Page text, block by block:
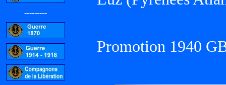
---------
Promotion 1940